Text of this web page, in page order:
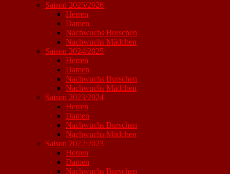
Saison 2025/2026
Herren
Damen
Nachwuchs Burschen
Nachwuchs Mädchen
Saison 2024/2025
Herren
Damen
Nachwuchs Burschen
Nachwuchs Mädchen
Saison 2023/2024
Herren
Damen
Nachwuchs Burschen
Nachwuchs Mädchen
Saison 2022/2023
Herren
Damen
Nachwuchs Burschen